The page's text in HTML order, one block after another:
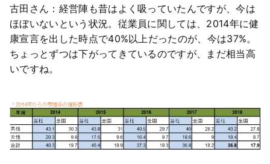
古田さん：経営陣も昔はよく吸っていたんですが、今は
ほぼいないという状況。従業員に関しては、2014年に健
康宣言を出した時点で40%以上だったのが、今は37%。
ちょっとずつは下がってきているのですが、まだ相当高
いですね。